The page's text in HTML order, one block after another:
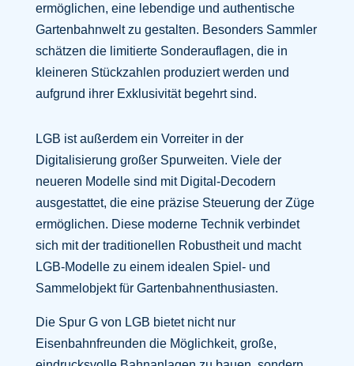
ermöglichen, eine lebendige und authentische
Gartenbahnwelt zu gestalten. Besonders Sammler
schätzen die limitierte Sonderauflagen, die in
kleineren Stückzahlen produziert werden und
aufgrund ihrer Exklusivität begehrt sind.
LGB ist außerdem ein Vorreiter in der
Digitalisierung großer Spurweiten. Viele der
neueren Modelle sind mit Digital-Decodern
ausgestattet, die eine präzise Steuerung der Züge
ermöglichen. Diese moderne Technik verbindet
sich mit der traditionellen Robustheit und macht
LGB-Modelle zu einem idealen Spiel- und
Sammelobjekt für Gartenbahnenthusiasten.
Die Spur G von LGB bietet nicht nur
Eisenbahnfreunden die Möglichkeit, große,